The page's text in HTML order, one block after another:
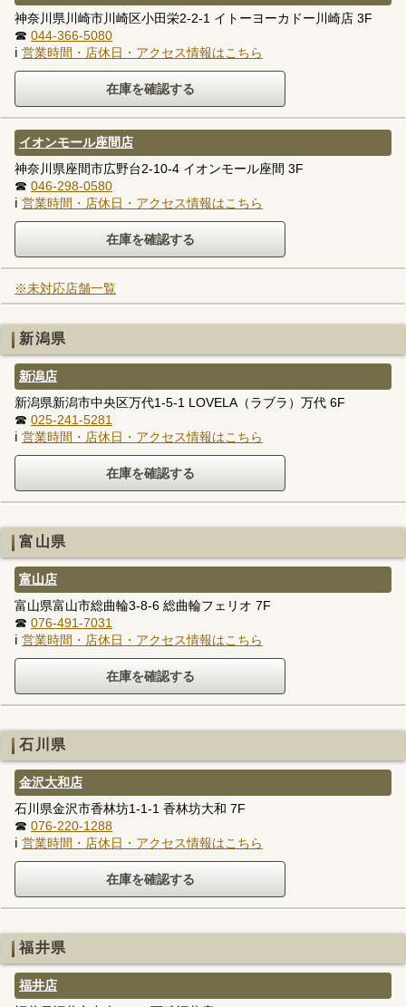
神奈川県川崎市川崎区小田栄2-2-1 イトーヨーカドー川崎店 3F
☎ 044-366-5080
ℹ 営業時間・店休日・アクセス情報はこちら
イオンモール座間店
神奈川県座間市広野台2-10-4 イオンモール座間 3F
☎ 046-298-0580
ℹ 営業時間・店休日・アクセス情報はこちら
※未対応店舗一覧
新潟県
新潟店
新潟県新潟市中央区万代1-5-1 LOVELA（ラブラ）万代 6F
☎ 025-241-5281
ℹ 営業時間・店休日・アクセス情報はこちら
富山県
富山店
富山県富山市総曲輪3-8-6 総曲輪フェリオ 7F
☎ 076-491-7031
ℹ 営業時間・店休日・アクセス情報はこちら
石川県
金沢大和店
石川県金沢市香林坊1-1-1 香林坊大和 7F
☎ 076-220-1288
ℹ 営業時間・店休日・アクセス情報はこちら
福井県
福井店